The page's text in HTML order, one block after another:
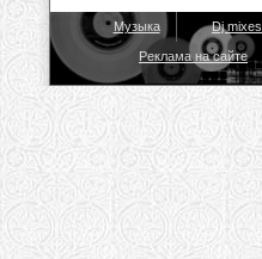
Музыка Dj mixes
Реклама на сайте